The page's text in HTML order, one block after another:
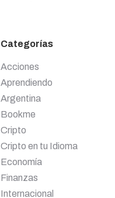
Categorías
Acciones
Aprendiendo
Argentina
Bookme
Cripto
Cripto en tu Idioma
Economía
Finanzas
Internacional